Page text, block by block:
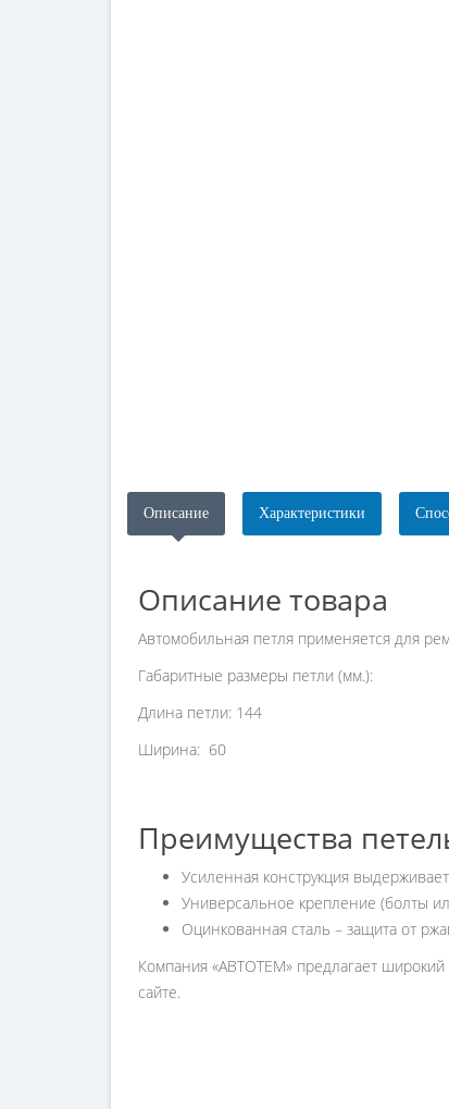
Описание Характеристики
Описание товара
Автомобильная петля применяется для
Габаритные размеры петли (мм.):
Длина петли: 144
Ширина: 60
Преимущества
Усиленная конструкция
Универсальное крепление (болты
Оцинкованная сталь – защита от
Компания «АВТОТЕМ» предлагает широкий
сайте.